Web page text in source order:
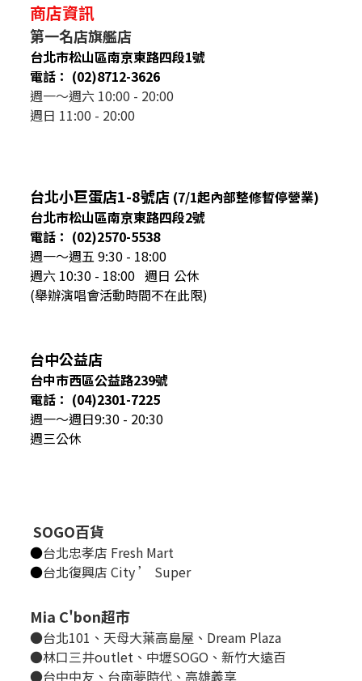
商店資訊
第一名店旗艦店
台北市松山區南京東路四段1號
電話： (02)8712-3626
週一～週六 10:00 - 20:00
週日 11:00 - 20:00
台北小巨蛋店1-8號店 (7/1起內部整修暫停營業)
台北市松山區南京東路四段2號
電話： (02)2570-5538
週一～週五 9:30 - 18:00
週六 10:30 - 18:00 週日 公休
(舉辦演唱會活動時間不在此限)
台中公益店
台中市西區公益路239號
電話： (04)2301-7225
週一～週日9:30 - 20:30
週三公休
SOGO百貨
●台北忠孝店 Fresh Mart
●台北復興店 City ’ Super
Mia C'bon超市
●台北101、天母大葉高島屋、Dream Plaza
●林口三井outlet、中壢SOGO、新竹大遠百
●台中中友、台南夢時代、高雄義享